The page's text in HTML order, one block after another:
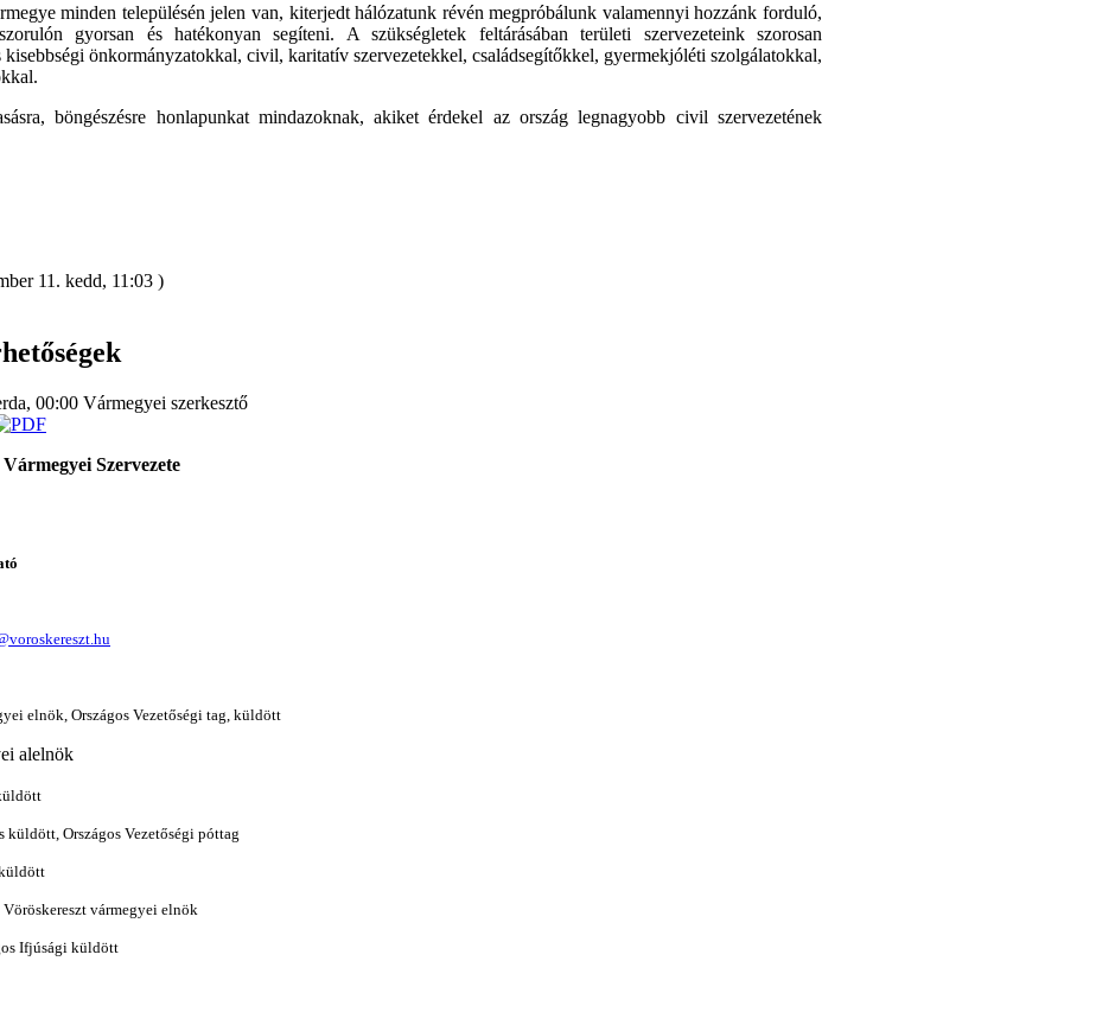
minden településén jelen van, kiterjedt hálózatunk révén megpróbálunk valamennyi hozzánk forduló,
gyorsan és hatékonyan segíteni. A szükségletek feltárásában területi szervezeteink szorosan
önkormányzatokkal, civil, karitatív szervezetekkel, családsegítőkkel, gyermekjóléti szolgálatokkal,
böngészésre honlapunkat mindazoknak, akiket érdekel az ország legnagyobb civil szervezetének
11. kedd, 11:03 )
00:00 Vármegyei szerkesztő
Szervezete
elnök, Országos Vezetőségi tag, küldött
alelnök
küldött, Országos Vezetőségi póttag
vármegyei elnök
Ifjúsági küldött